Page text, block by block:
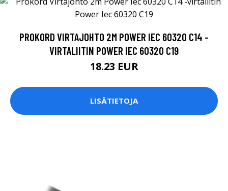
PROKORD VIRTAJOHTO 2M POWER IEC 60320 C14 -
VIRTALIITIN POWER IEC 60320 C19
18.23 EUR
LISÄTIETOJA